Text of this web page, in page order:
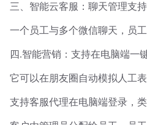
三、智能云客服：聊天管理支
一个员工与多个微信聊天，员
四.智能营销：支持在电脑端一
它可以在朋友圈自动模拟人工表
支持客服代理在电脑端登录，